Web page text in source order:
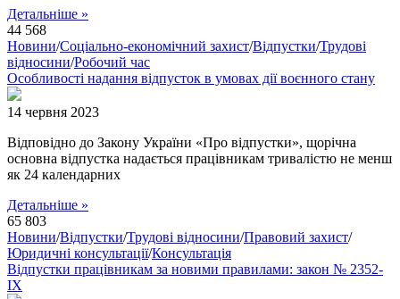
Детальніше »
44 568
Новини/Соціально-економічний захист/Відпустки/Трудові
відносини/Робочий час
Особливості надання відпусток в умовах дії воєнного стану
14 червня 2023
Відповідно до Закону України «Про відпустки», щорічна
основна відпустка надається працівникам тривалістю не менш
як 24 календарних
Детальніше »
65 803
Новини/Відпустки/Трудові відносини/Правовий захист/
Юридичні консультації/Консультація
Відпустки працівникам за новими правилами: закон № 2352-
ІХ